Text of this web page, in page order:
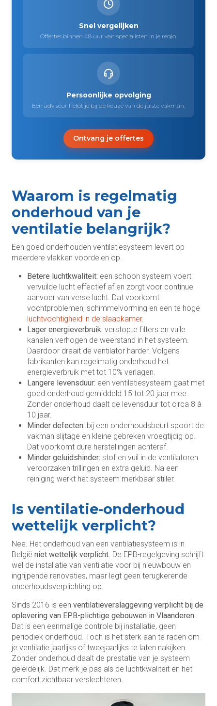
Snel vergelijken
Offertes binnen 48 uur van specialisten in je regio.
Persoonlijke opvolging
Een adviseur helpt je bij de keuze van de juiste vakman.
Ontvang je offertes
Waarom is regelmatig
onderhoud van je
ventilatie belangrijk?
Een goed onderhouden ventilatiesysteem levert op
meerdere vlakken voordelen op.
Betere luchtkwaliteit: een schoon systeem voert
vervuilde lucht effectief af en zorgt voor continue
aanvoer van verse lucht. Dat voorkomt
vochtproblemen, schimmelvorming en een te hoge
luchtvochtigheid in de slaapkamer.
Lager energieverbruik: verstopte filters en vuile
kanalen verhogen de weerstand in het systeem.
Daardoor draait de ventilator harder. Volgens
fabrikanten kan regelmatig onderhoud het
energieverbruik met tot 10% verlagen.
Langere levensduur: een ventilatiesysteem gaat met
goed onderhoud gemiddeld 15 tot 20 jaar mee.
Zonder onderhoud daalt de levensduur tot circa 8 à
10 jaar.
Minder defecten: bij een onderhoudsbeurt spoort de
vakman slijtage en kleine gebreken vroegtijdig op.
Dat voorkomt dure herstellingen achteraf.
Minder geluidshinder: stof en vuil in de ventilatoren
veroorzaken trillingen en extra geluid. Na een
reiniging werkt het systeem merkbaar stiller.
Is ventilatie-onderhoud
wettelijk verplicht?
Nee. Het onderhoud van een ventilatiesysteem is in
België niet wettelijk verplicht. De EPB-regelgeving schrijft
wel de installatie van ventilatie voor bij nieuwbouw en
ingrijpende renovaties, maar legt geen terugkerende
onderhoudsverplichting op.
Sinds 2016 is een ventilatieverslaggeving verplicht bij de
oplevering van EPB-plichtige gebouwen in Vlaanderen.
Dat is een eenmalige controle bij installatie, geen
periodiek onderhoud. Toch is het sterk aan te raden om
je ventilatie jaarlijks of tweejaarlijks te laten nakijken.
Zonder onderhoud daalt de prestatie van je systeem
geleidelijk. Dat merk je pas als de luchtkwaliteit en het
comfort zichtbaar verslechteren.